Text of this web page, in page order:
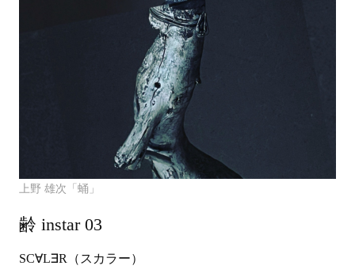
上野 雄次「蛹」
齢 instar 03
SC∀L∃R（スカラー）